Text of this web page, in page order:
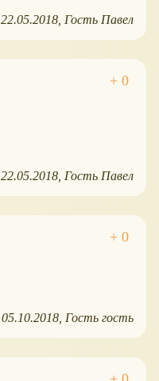
22.05.2018 Гость Павел
22.05.2018 Гость Павел
05.10.2018 Гость гость